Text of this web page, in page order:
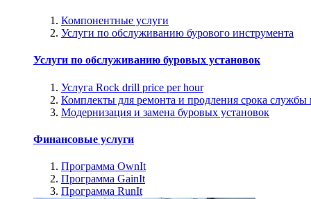
Компонентные услуги
Услуги по обслуживанию бурового инструмента
Услуги по обслуживанию буровых установок
Услуга Rock drill price per hour
Комплекты для ремонта и продления срока службы
Модернизация и замена буровых установок
Финансовые услуги
Программа OwnIt
Программа GainIt
Программа RunIt